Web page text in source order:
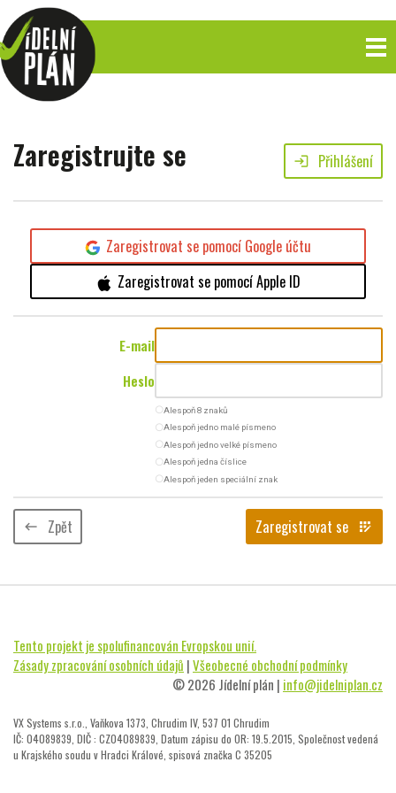
Zaregistrujte se login Přihlášení
Zaregistrovat se pomocí Google účtu
Zaregistrovat se pomocí Apple ID
E-mail
Heslo
radio_button_uncheckedAlespoň 8 znaků
radio_button_uncheckedAlespoň jedno malé písmeno
radio_button_uncheckedAlespoň jedno velké písmeno
radio_button_uncheckedAlespoň jedna číslice
radio_button_uncheckedAlespoň jeden speciální znak
keyboard_backspace Zpět Zaregistrovat se app_registration
Tento projekt je spolufinancován Evropskou unií.
Zásady zpracování osobních údajů |Všeobecné obchodní podmínky
© 2026 Jídelní plán | info@jidelniplan.cz
VX Systems s.r.o., Vaňkova 1373, Chrudim IV, 537 01 Chrudim
IČ: 04089839, DIČ : CZ04089839, Datum zápisu do OR: 19.5.2015, Společnost vedená
u Krajského soudu v Hradci Králové, spisová značka C 35205